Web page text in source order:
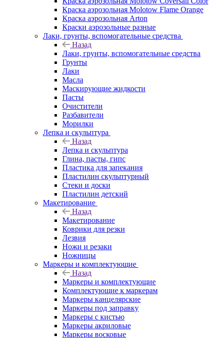
Краска аэрозольная Molotow Flame Orange
Краска аэрозольная Arton
Краски аэрозольные разные
Лаки, грунты, вспомогательные средства
Назад
Лаки, грунты, вспомогательные средства
Грунты
Лаки
Масла
Маскирующие жидкости
Пасты
Очистители
Разбавители
Морилки
Лепка и скульптура
Назад
Лепка и скульптура
Глина, пасты, гипс
Пластика для запекания
Пластилин скульптурный
Стеки и доски
Пластилин детский
Макетирование
Назад
Макетирование
Коврики для резки
Лезвия
Ножи и резаки
Ножницы
Маркеры и комплектующие
Назад
Маркеры и комплектующие
Комплектующие к маркерам
Маркеры канцелярские
Маркеры под заправку
Маркеры с кистью
Маркеры акриловые
Маркеры восковые